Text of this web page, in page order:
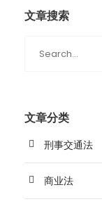
文章搜索
文章分类
刑事交通法
商业法